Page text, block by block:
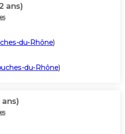
ans)
du-Rhône)
du-Rhône)
ans)